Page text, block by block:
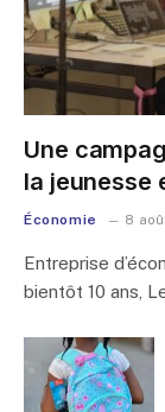
Une
la jeunesse
Économie 8
Entreprise
bientôt 10 ans,